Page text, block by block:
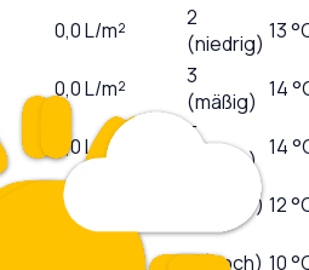
0,0L/m²
2
(niedrig) 13
0,0L/m²
3
(mäßig) 14
0,0L/m²
5
(mäßig) 14
0,0 6 (hoch) 12
7 (hoch) 10